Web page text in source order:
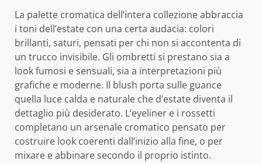
La palette cromatica dell’intera collezione abbraccia
i toni dell’estate con una certa audacia: colori
brillanti, saturi, pensati per chi non si accontenta di
un trucco invisibile. Gli ombretti si prestano sia a
look fumosi e sensuali, sia a interpretazioni più
grafiche e moderne. Il blush porta sulle guance
quella luce calda e naturale che d’estate diventa il
dettaglio più desiderato. L’eyeliner e i rossetti
completano un arsenale cromatico pensato per
costruire look coerenti dall’inizio alla fine, o per
mixare e abbinare secondo il proprio istinto.